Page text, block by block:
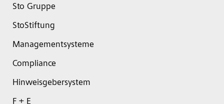
Sto Gruppe
StoStiftung
Managementsysteme
Compliance
Hinweisgebersystem
F + E